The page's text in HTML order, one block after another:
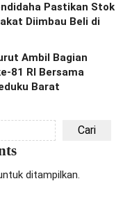
Pastikan Stok
Diimbau Beli di
Ambil Bagian
81 RI Bersama
Barat
Cari
ditampilkan.